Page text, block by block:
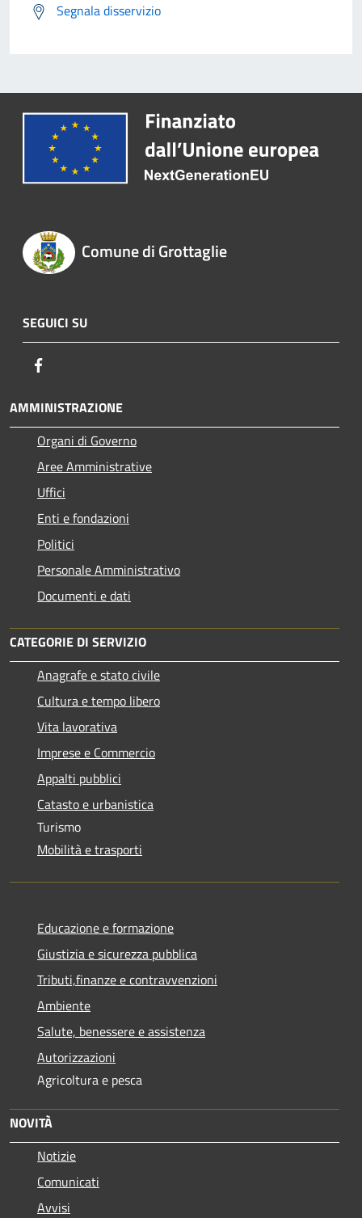
Segnala disservizio
Comune di Grottaglie
SEGUICI SU
AMMINISTRAZIONE
Organi di Governo
Aree Amministrative
Uffici
Enti e fondazioni
Politici
Personale Amministrativo
Documenti e dati
CATEGORIE DI SERVIZIO
Anagrafe e stato civile
Cultura e tempo libero
Vita lavorativa
Imprese e Commercio
Appalti pubblici
Catasto e urbanistica
Turismo
Mobilità e trasporti
Educazione e formazione
Giustizia e sicurezza pubblica
Tributi,finanze e contravvenzioni
Ambiente
Salute, benessere e assistenza
Autorizzazioni
Agricoltura e pesca
NOVITÀ
Notizie
Comunicati
Avvisi